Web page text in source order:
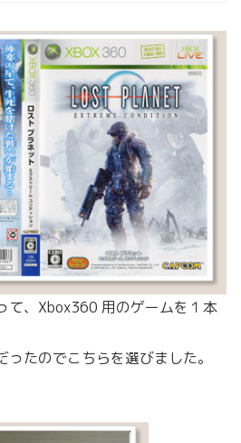
て、Xbox360 用のゲームを１本
たのでこちらを選びました。